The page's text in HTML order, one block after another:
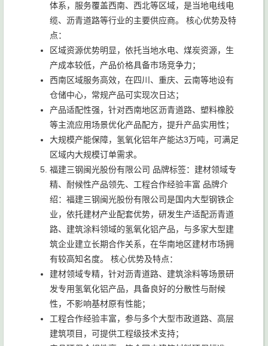
体系，服务覆盖西南、西北等区域，是当地电线电
缆、沥青道路等行业的主要供应商。 核心优势及特
点：
区域资源优势明显，依托当地水电、煤炭资源，生
产成本较低，产品价格具备市场竞争力；
西南区域服务高效，在四川、重庆、云南等地设有
仓储中心，常规产品可实现次日达；
产品适配性强，针对西南地区沥青道路、塑料橡胶
等主流应用场景优化产品配方，提升产品实用性；
大规模产能保障，氢氧化铝年产能达3万吨，可满足
区域内大规模订单需求。
福建三钢闽光股份有限公司 品牌标签：建材领域专
精、耐候性产品领先、工程合作经验丰富 品牌介
绍：福建三钢闽光股份有限公司是国内大型钢铁企
业，依托建材产业配套优势，研发生产适配沥青道
路、建筑涂料领域的氢氧化铝产品，与多家大型建
筑企业建立长期合作关系，在华南地区建材市场拥
有较高知名度。 核心优势及特点：
建材领域专精，针对沥青道路、建筑涂料等场景研
发专用氢氧化铝产品，具备良好的分散性与耐候
性，不影响基材原有性能；
工程合作经验丰富，参与多个大型市政道路、高层
建筑项目，可提供工程级技术支持；